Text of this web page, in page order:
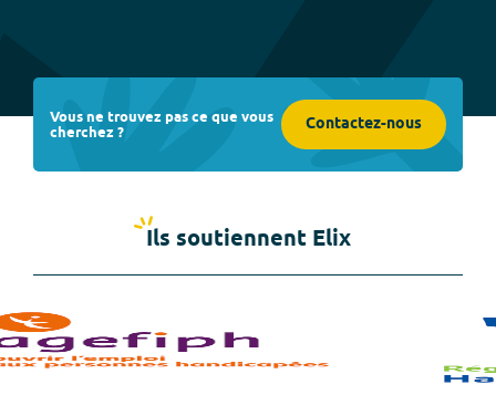
Vous ne trouvez pas ce que vous
cherchez ? Contactez-nous
Ils soutiennent Elix